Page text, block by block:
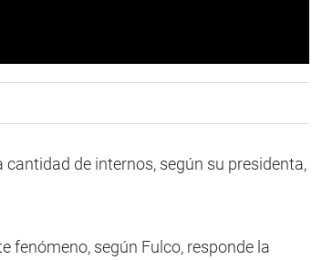
cantidad de internos, según su presidenta,
fenómeno, según Fulco, responde la